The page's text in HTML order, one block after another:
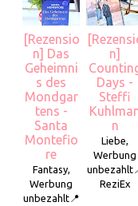
[Rezensio
n] Das
Geheimni
s des
Mondgar
tens -
Santa
Montefio
re
Fantasy,
Werbung
unbezahlt📍
n]
Days -
Steffi
n
Liebe,
Werbung
ReziEx